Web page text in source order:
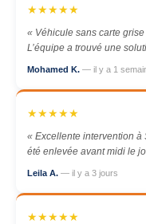
★★★★★
« Véhicule sans carte
L’équipe a trouvé une
Mohamed K. — il y a 1
★★★★★
« Excellente intervention à
été enlevée avant midi le
Leila A. — il y a 3 jours
★★★★★